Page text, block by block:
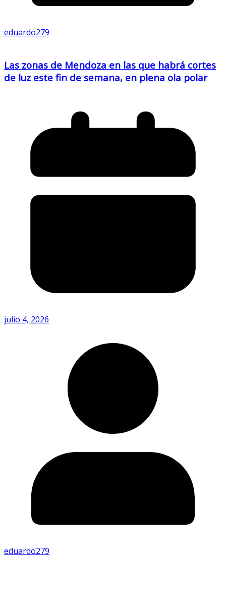
eduardo279
Las zonas de Mendoza en las que habrá cortes
de luz este fin de semana, en plena ola polar
julio 4, 2026
eduardo279